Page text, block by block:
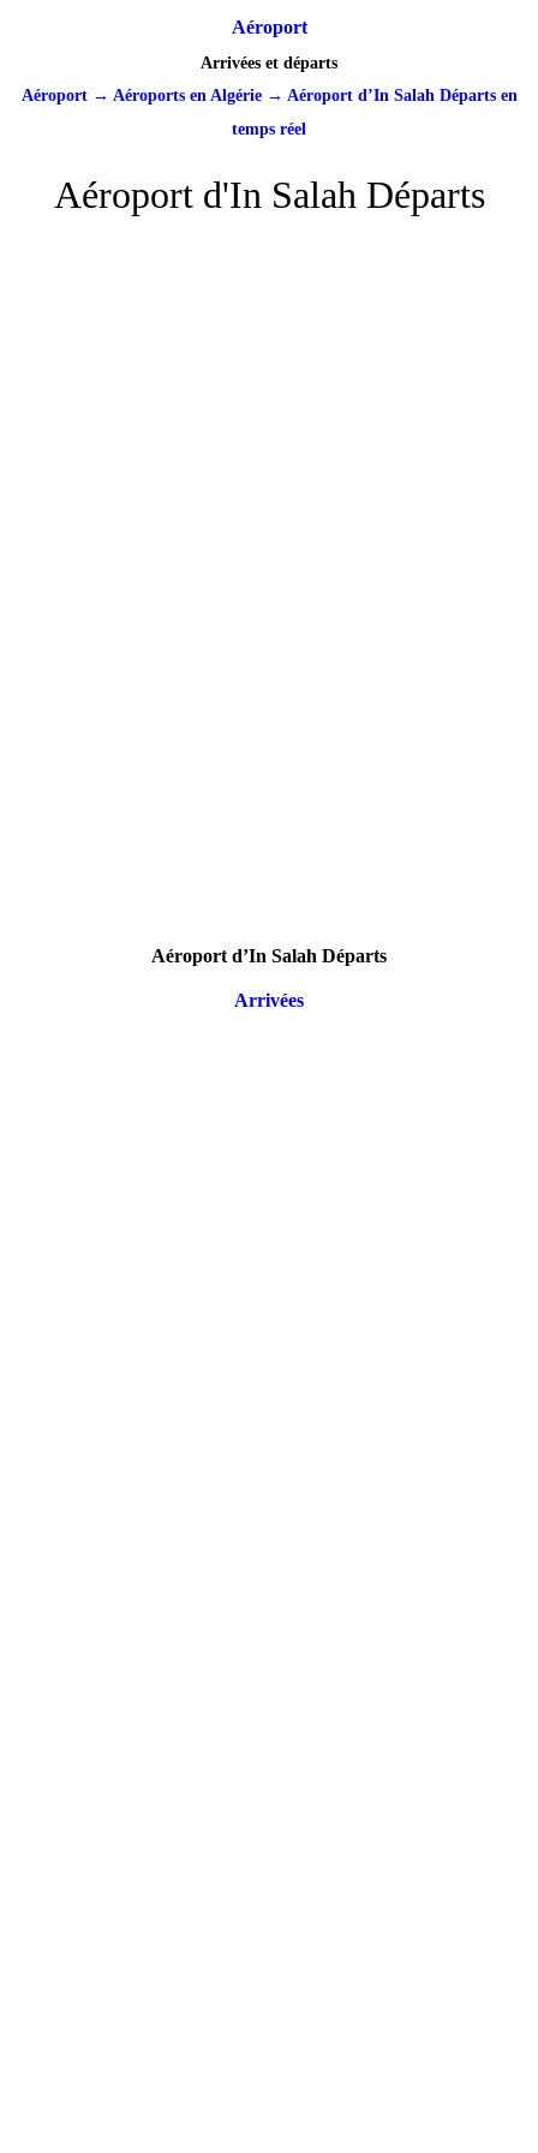
Aéroport
Arrivées et départs
Aéroport→ Aéroports en Algérie→ Aéroport d’In Salah Départs en
temps réel
Aéroport d'In Salah Départs
Aéroport d’In Salah Départs
Arrivées